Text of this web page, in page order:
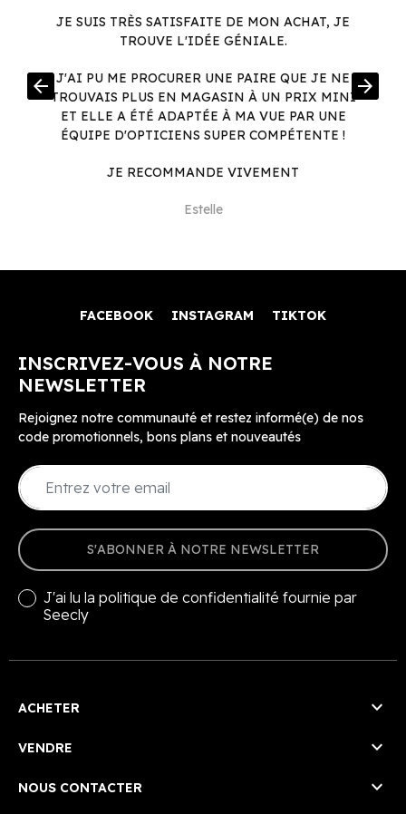
JE SUIS TRÈS SATISFAITE DE MON ACHAT, JE
TROUVE L'IDÉE GÉNIALE.
J'AI PU ME PROCURER UNE PAIRE QUE JE NE
TROUVAIS PLUS EN MAGASIN À UN PRIX MINI
ET ELLE A ÉTÉ ADAPTÉE À MA VUE PAR UNE
ÉQUIPE D'OPTICIENS SUPER COMPÉTENTE !
JE RECOMMANDE VIVEMENT
Estelle
arrow_back arrow_forward
FACEBOOK INSTAGRAM TIKTOK
INSCRIVEZ-VOUS À NOTRE
NEWSLETTER
Rejoignez notre communauté et restez informé(e) de nos
code promotionnels, bons plans et nouveautés
S'ABONNER À NOTRE NEWSLETTER
J'ai lu la politique de confidentialité fournie par
Seecly
ACHETER 
VENDRE 
NOUS CONTACTER 